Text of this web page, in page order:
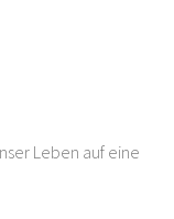
Leben auf eine